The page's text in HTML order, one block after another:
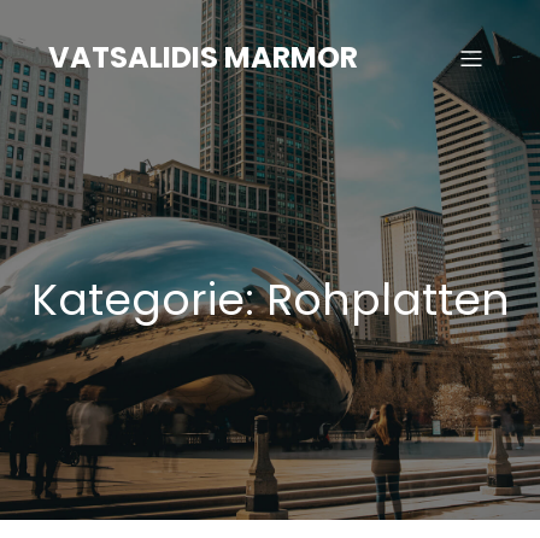
springenVATSALIDIS MARMOR
Kategorie:Rohplatten